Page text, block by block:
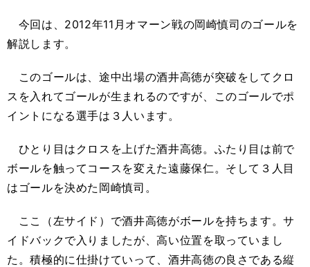
今回は、2012年11月オマーン戦の岡崎慎司のゴールを
解説します。
このゴールは、途中出場の酒井高徳が突破をしてクロ
スを入れてゴールが生まれるのですが、このゴールでポ
イントになる選手は３人います。
ひとり目はクロスを上げた酒井高徳。ふたり目は前で
ボールを触ってコースを変えた遠藤保仁。そして３人目
はゴールを決めた岡崎慎司。
ここ（左サイド）で酒井高徳がボールを持ちます。サ
イドバックで入りましたが、高い位置を取っていまし
た。積極的に仕掛けていって、酒井高徳の良さである縦